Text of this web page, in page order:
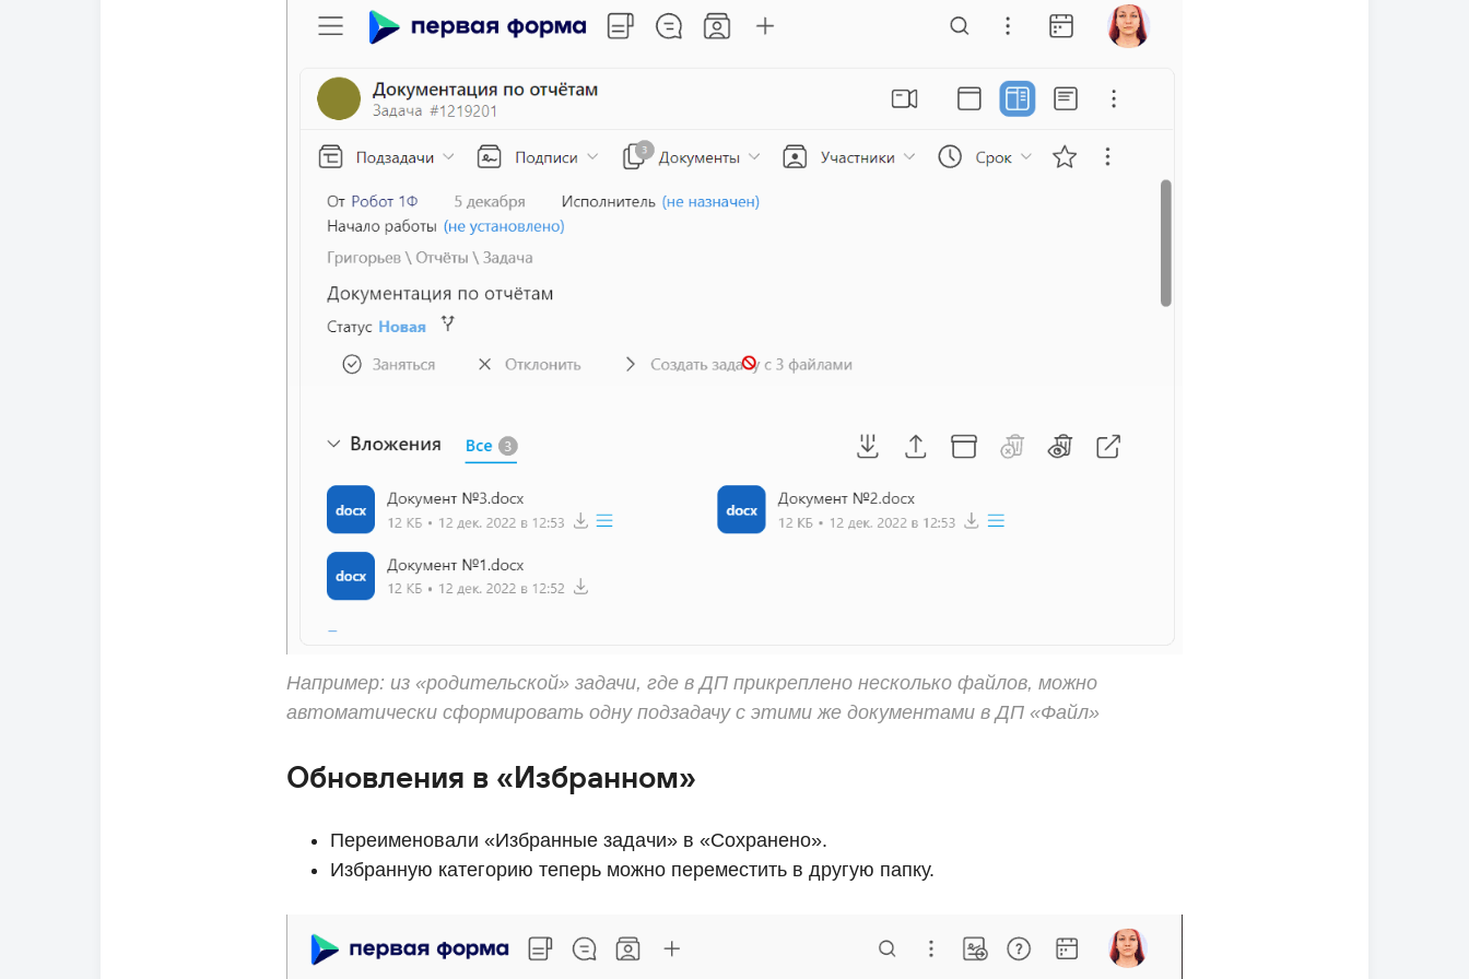
Например: из «родительской» задачи, где в ДП прикреплено несколько файлов, можно
автоматически сформировать одну подзадачу с этими же документами в ДП «Файл»
Обновления в «Избранном»
Переименовали «Избранные задачи» в «Сохранено».
Избранную категорию теперь можно переместить в другую папку.